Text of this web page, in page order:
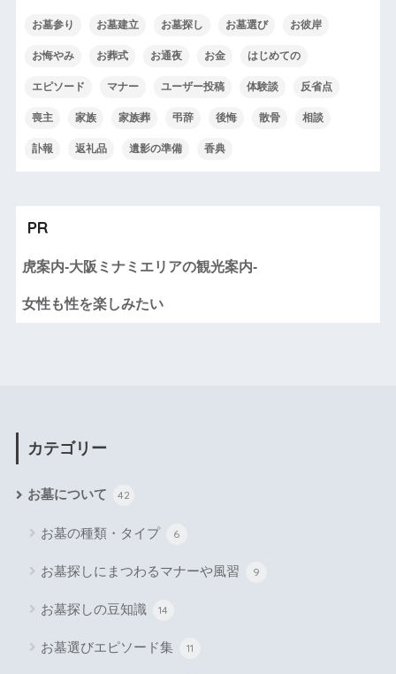
お墓参り お墓建立 お墓探し お墓選び お彼岸
お悔やみ お葬式 お通夜 お金 はじめての
エピソード マナー ユーザー投稿 体験談 反省点
喪主 家族 家族葬 弔辞 後悔 散骨 相談
訃報 返礼品 遺影の準備 香典
PR
虎案内-大阪ミナミエリアの観光案内-
女性も性を楽しみたい
カテゴリー
お墓について 42
お墓の種類・タイプ 6
お墓探しにまつわるマナーや風習 9
お墓探しの豆知識 14
お墓選びエピソード集 11